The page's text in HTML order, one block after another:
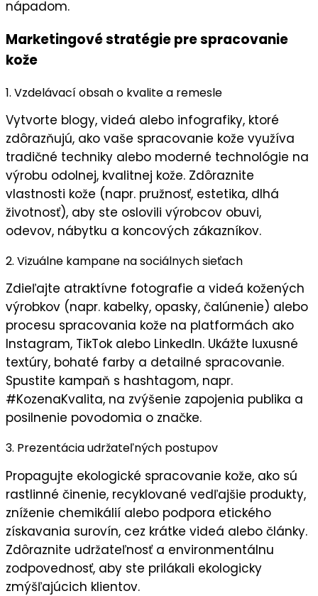
nápadom.
Marketingové stratégie pre spracovanie
kože
1. Vzdelávací obsah o kvalite a remesle
Vytvorte blogy, videá alebo infografiky, ktoré
zdôrazňujú, ako vaše spracovanie kože využíva
tradičné techniky alebo moderné technológie na
výrobu odolnej, kvalitnej kože. Zdôraznite
vlastnosti kože (napr. pružnosť, estetika, dlhá
životnosť), aby ste oslovili výrobcov obuvi,
odevov, nábytku a koncových zákazníkov.
2. Vizuálne kampane na sociálnych sieťach
Zdieľajte atraktívne fotografie a videá kožených
výrobkov (napr. kabelky, opasky, čalúnenie) alebo
procesu spracovania kože na platformách ako
Instagram, TikTok alebo LinkedIn. Ukážte luxusné
textúry, bohaté farby a detailné spracovanie.
Spustite kampaň s hashtagom, napr.
#KozenaKvalita, na zvýšenie zapojenia publika a
posilnenie povodomia o značke.
3. Prezentácia udržateľných postupov
Propagujte ekologické spracovanie kože, ako sú
rastlinné činenie, recyklované vedľajšie produkty,
zníženie chemikálií alebo podpora etického
získavania surovín, cez krátke videá alebo články.
Zdôraznite udržateľnosťa environmentálnu
zodpovednosť, aby ste prilákali ekologicky
zmýšľajúcich klientov.